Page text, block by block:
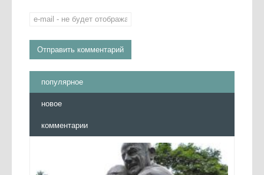
популярное
новое
комментарии